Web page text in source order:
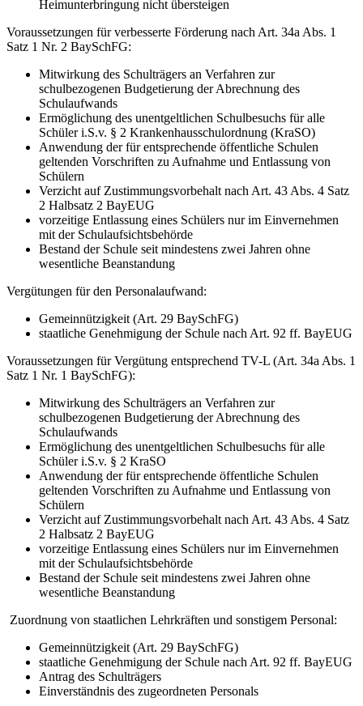
Heimunterbringung nicht übersteigen
Voraussetzungen für verbesserte Förderung nach Art. 34a Abs. 1
Satz 1 Nr. 2 BaySchFG:
Mitwirkung des Schulträgers an Verfahren zur
schulbezogenen Budgetierung der Abrechnung des
Schulaufwands
Ermöglichung des unentgeltlichen Schulbesuchs für alle
Schüler i.S.v. § 2 Krankenhausschulordnung (KraSO)
Anwendung der für entsprechende öffentliche Schulen
geltenden Vorschriften zu Aufnahme und Entlassung von
Schülern
Verzicht auf Zustimmungsvorbehalt nach Art. 43 Abs. 4 Satz
2 Halbsatz 2 BayEUG
vorzeitige Entlassung eines Schülers nur im Einvernehmen
mit der Schulaufsichtsbehörde
Bestand der Schule seit mindestens zwei Jahren ohne
wesentliche Beanstandung
Vergütungen für den Personalaufwand:
Gemeinnützigkeit (Art. 29 BaySchFG)
staatliche Genehmigung der Schule nach Art. 92 ff. BayEUG
Voraussetzungen für Vergütung entsprechend TV-L (Art. 34a Abs. 1
Satz 1 Nr. 1 BaySchFG):
Mitwirkung des Schulträgers an Verfahren zur
schulbezogenen Budgetierung der Abrechnung des
Schulaufwands
Ermöglichung des unentgeltlichen Schulbesuchs für alle
Schüler i.S.v. § 2 KraSO
Anwendung der für entsprechende öffentliche Schulen
geltenden Vorschriften zu Aufnahme und Entlassung von
Schülern
Verzicht auf Zustimmungsvorbehalt nach Art. 43 Abs. 4 Satz
2 Halbsatz 2 BayEUG
vorzeitige Entlassung eines Schülers nur im Einvernehmen
mit der Schulaufsichtsbehörde
Bestand der Schule seit mindestens zwei Jahren ohne
wesentliche Beanstandung
Zuordnung von staatlichen Lehrkräften und sonstigem Personal:
Gemeinnützigkeit (Art. 29 BaySchFG)
staatliche Genehmigung der Schule nach Art. 92 ff. BayEUG
Antrag des Schulträgers
Einverständnis des zugeordneten Personals